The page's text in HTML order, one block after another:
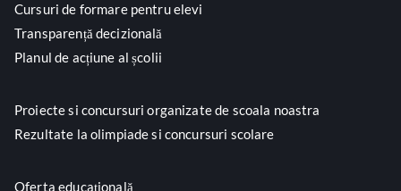
Cursuri de formare pentru elevi
Transparență decizională
Planul de acțiune al școlii
Proiecte si concursuri organizate de scoala noastra
Rezultate la olimpiade si concursuri scolare
Oferta educațională